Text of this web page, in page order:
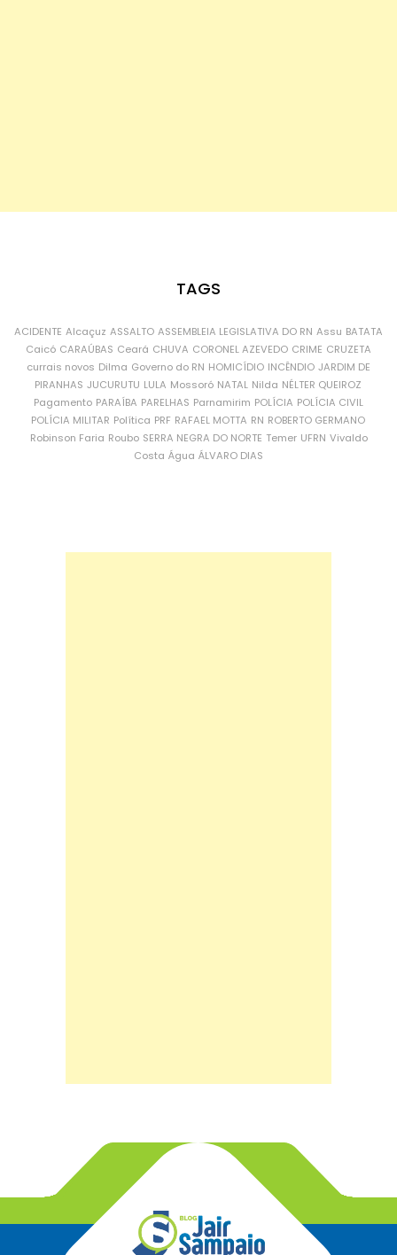
TAGS
ACIDENTE Alcaçuz ASSALTO ASSEMBLEIA LEGISLATIVA DO RN Assu BATATA
Caicó CARAÚBAS Ceará CHUVA CORONEL AZEVEDO CRIME CRUZETA
currais novos Dilma Governo do RN HOMICÍDIO INCÊNDIO JARDIM DE
PIRANHAS JUCURUTU LULA Mossoró NATAL Nilda NÉLTER QUEIROZ
Pagamento PARAÍBA PARELHAS Parnamirim POLÍCIA POLÍCIA CIVIL
POLÍCIA MILITAR Política PRF RAFAEL MOTTA RN ROBERTO GERMANO
Robinson Faria Roubo SERRA NEGRA DO NORTE Temer UFRN Vivaldo
Costa Água ÁLVARO DIAS